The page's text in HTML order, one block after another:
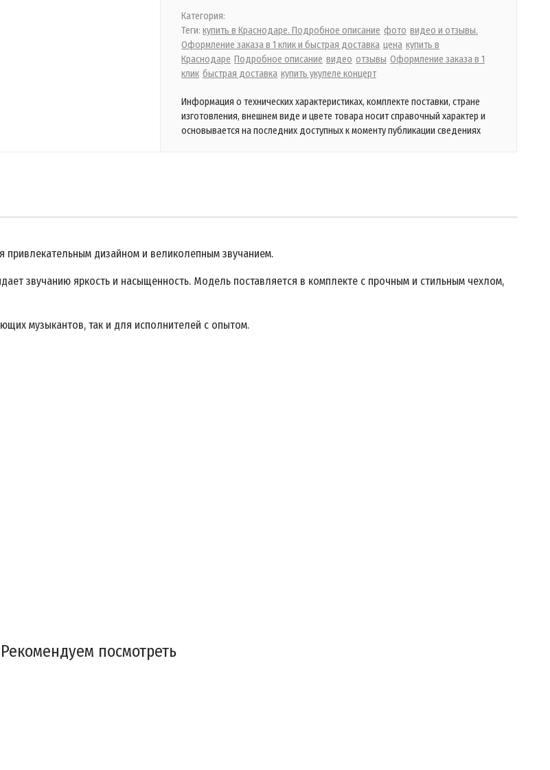
Категория:
Теги: купить в Краснодаре. Подробное описание фото видео и отзывы.
Оформление заказа в 1 клик и быстрая доставка цена купить в
Краснодаре Подробное описание видео отзывы Оформление заказа в 1
клик быстрая доставка купить укулеле концерт
Информация о технических характеристиках, комплекте поставки, стране
изготовления, внешнем виде и цвете товара носит справочный характер и
основывается на последних доступных к моменту публикации сведениях
привлекательным дизайном и великолепным звучанием.
звучанию яркость и насыщенность. Модель поставляется в комплекте с прочным и стильным чехлом,
музыкантов, так и для исполнителей с опытом.
Рекомендуем посмотреть